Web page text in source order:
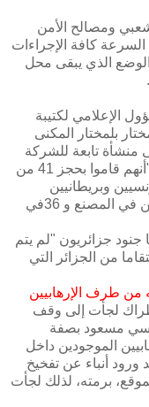
ومصالح الأمن
‬كافة‮ ‬الإجراءات‮
‬الذي‮ ‬يبقى‮ ‬محل‮
الإعلامي لكتيبة
بلمختار المكنى
منشأة تابعة للشركة
البريطانية بريتيش بيتروليوم، مؤكدا على، "أنهم قاموا بحجز 41 من
‬جزائريون‮ "‬لم‮ ‬يتم‮
‬من‮ ‬الجزائر‮ ‬التي‮
‬طرف‮ ‬الإرهابيين
لجأت إلى وقف
مسعود بصفة
الموجودين داخل
ورود أنباء عن تفخيخ
‬برمته،‮ ‬لذلك‮ ‬لجأت‮